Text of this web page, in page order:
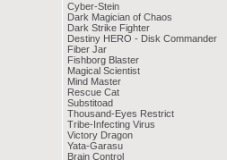
Cyber-Stein
Dark Magician of Chaos
Dark Strike Fighter
Destiny HERO - Disk Commander
Fiber Jar
Fishborg Blaster
Magical Scientist
Mind Master
Rescue Cat
Substitoad
Thousand-Eyes Restrict
Tribe-Infecting Virus
Victory Dragon
Yata-Garasu
Brain Control